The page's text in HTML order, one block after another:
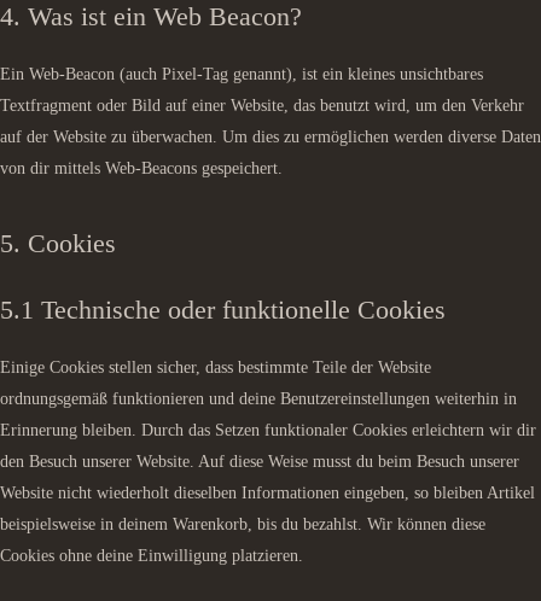
4. Was ist ein Web Beacon?
Ein Web-Beacon (auch Pixel-Tag genannt), ist ein kleines unsichtbares
Textfragment oder Bild auf einer Website, das benutzt wird, um den Verkehr
auf der Website zu überwachen. Um dies zu ermöglichen werden diverse Daten
von dir mittels Web-Beacons gespeichert.
5. Cookies
5.1 Technische oder funktionelle Cookies
Einige Cookies stellen sicher, dass bestimmte Teile der Website
ordnungsgemäß funktionieren und deine Benutzereinstellungen weiterhin in
Erinnerung bleiben. Durch das Setzen funktionaler Cookies erleichtern wir dir
den Besuch unserer Website. Auf diese Weise musst du beim Besuch unserer
Website nicht wiederholt dieselben Informationen eingeben, so bleiben Artikel
beispielsweise in deinem Warenkorb, bis du bezahlst. Wir können diese
Cookies ohne deine Einwilligung platzieren.